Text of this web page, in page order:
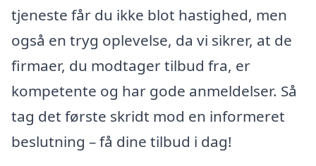
tjeneste får du ikke blot hastighed, men
også en tryg oplevelse, da vi sikrer, at de
firmaer, du modtager tilbud fra, er
kompetente og har gode anmeldelser. Så
tag det første skridt mod en informeret
beslutning – få dine tilbud i dag!